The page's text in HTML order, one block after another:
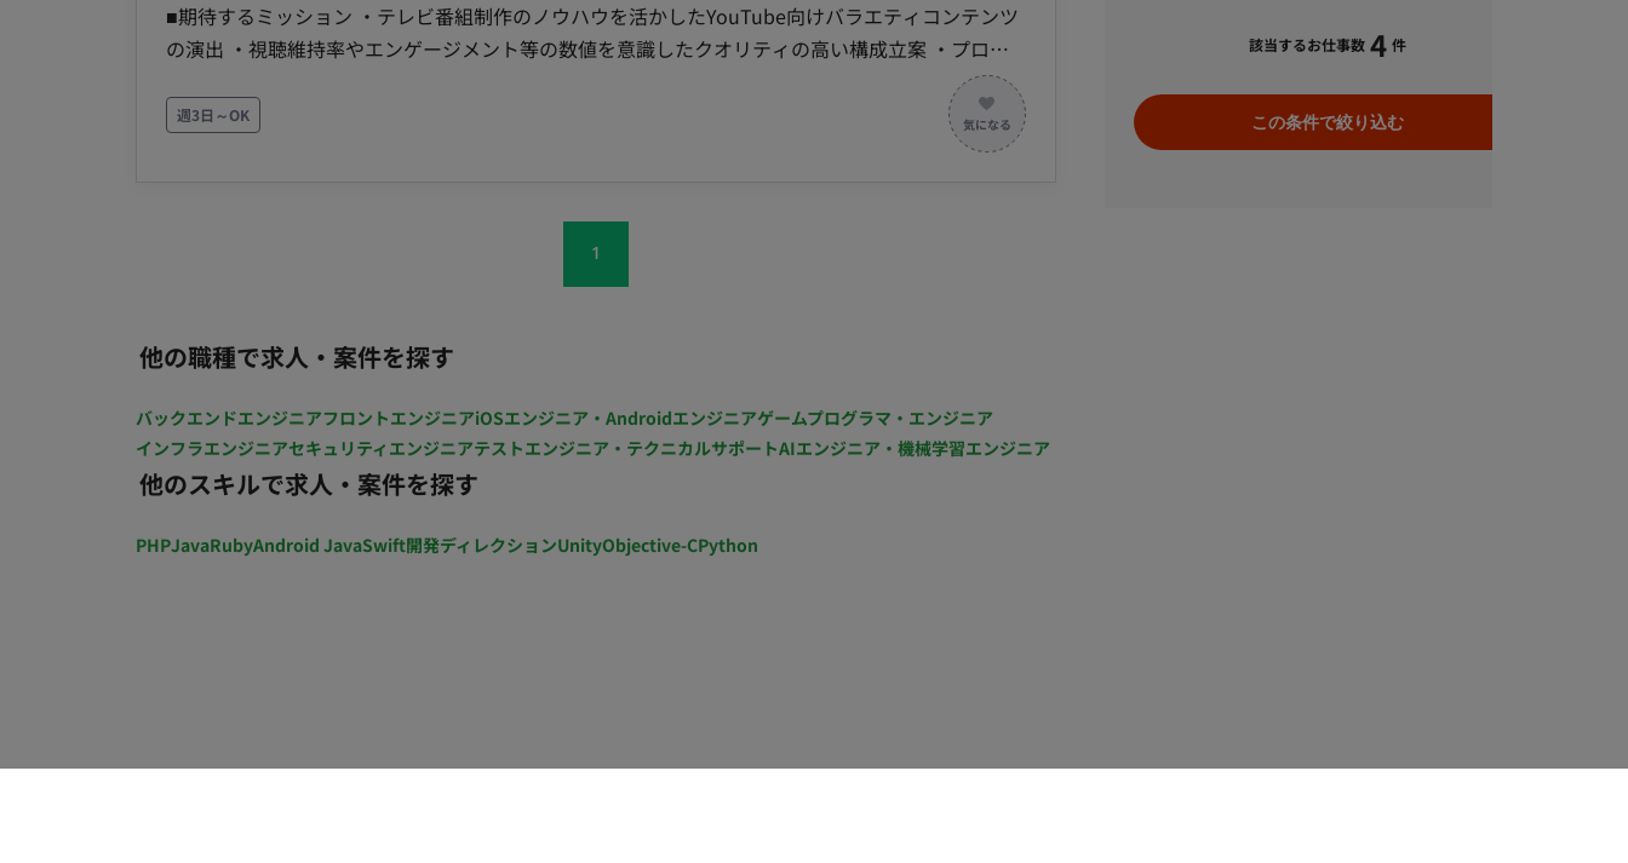
■期待するミッション ・テレビ番組制作のノウハウを活かしたYouTube向けバラエティコンテンツ
の演出 ・視聴維持率やエンゲージメント等の数値を意識したクオリティの高い構成立案 ・プロジ
ルの企画構成案の作成およびリサーチ業務 ・都内近郊の撮影現場におけるディレクションおよび進
行管理 ・外部エディターへの編集指示出しおよびクオリティチェック ・立ち上げフェーズにおけ
週3日～OK
1
他の職種で求人・案件を探す
バックエンドエンジニアフロントエンジニアiOSエンジニア・Androidエンジニアゲームプログラマ・エンジニア
インフラエンジニアセキュリティエンジニアテストエンジニア・テクニカルサポートAIエンジニア・機械学習エンジニア
他のスキルで求人・案件を探す
PHPJavaRubyAndroid JavaSwift開発ディレクションUnityObjective-CPython
該当するお仕事数 4 件
この条件で絞り込む